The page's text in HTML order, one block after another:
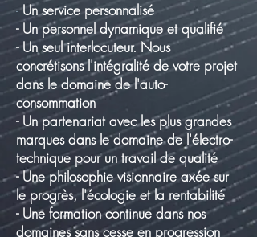
-Un service personnalisé
- Un personnel dynamique et qualifié
- Un seul interlocuteur. Nous
concrétisons l'intégralité de votre projet
dans le domaine de l'auto-
consommation
- Un partenariat avec les plus grandes
marques dans le domaine de l'électro-
technique pour un travail de qualité
- Une philosophie visionnaire axée sur
le progrès, l'écologie et la rentabilité
- Une formation continue dans nos
domaines sans cesse en progression